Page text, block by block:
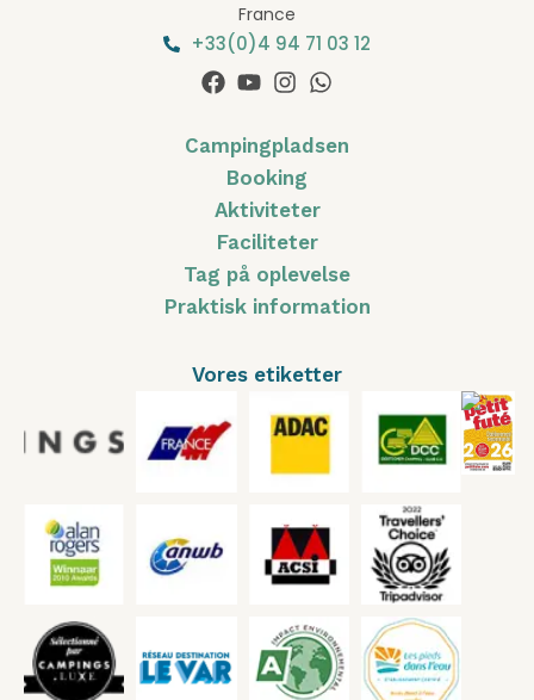
France
+33(0)4 94 71 03 12
Campingpladsen
Booking
Aktiviteter
Faciliteter
Tag på oplevelse
Praktisk information
Vores etiketter